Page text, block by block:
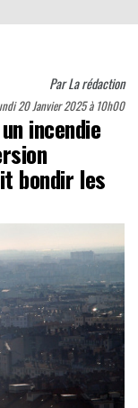
ParLa rédaction
20 Janvier 2025 à 10h00
incendie
bondir les